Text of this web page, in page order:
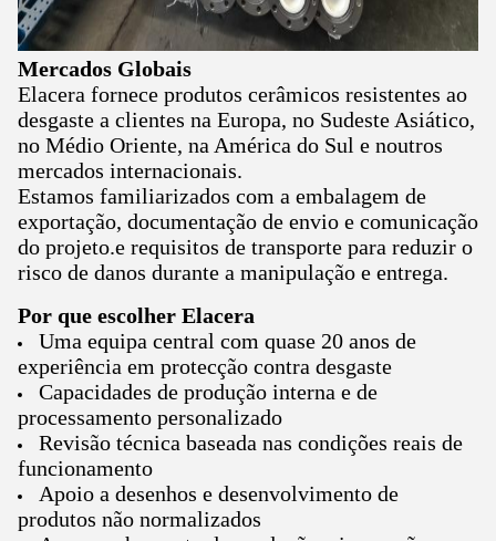
Mercados Globais
Elacera fornece produtos cerâmicos resistentes ao
desgaste a clientes na Europa, no Sudeste Asiático,
no Médio Oriente, na América do Sul e noutros
mercados internacionais.
Estamos familiarizados com a embalagem de
exportação, documentação de envio e comunicação
do projeto.e requisitos de transporte para reduzir o
risco de danos durante a manipulação e entrega.
Por que escolher Elacera
Uma equipa central com quase 20 anos de
experiência em protecção contra desgaste
Capacidades de produção interna e de
processamento personalizado
Revisão técnica baseada nas condições reais de
funcionamento
Apoio a desenhos e desenvolvimento de
produtos não normalizados